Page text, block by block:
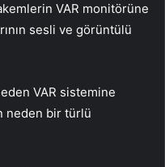
VAR monitörüne
sesli ve görüntülü
VAR sistemine
neden bir türlü